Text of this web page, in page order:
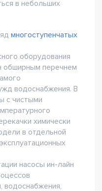
в небольших
многоступенчатых
оборудования
обширным перечнем
водоснабжения. В
с чистыми
химически
в отдельной
насосы ин-лайн
водоснабжения,